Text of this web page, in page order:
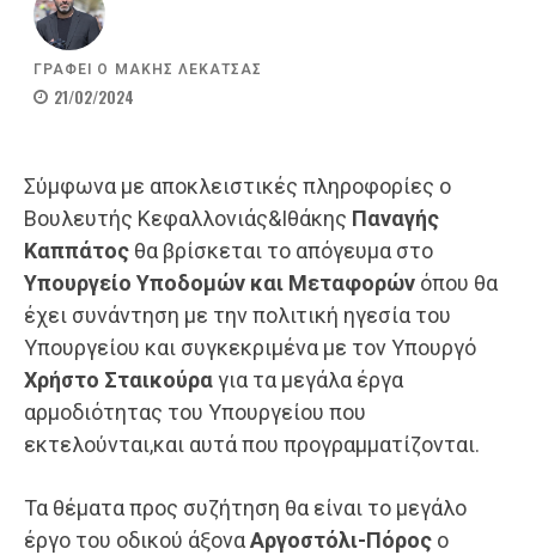
ΓΡΑΦΕΙ Ο ΜΑΚΗΣ ΛΕΚΑΤΣΑΣ
21/02/2024
Σύμφωνα με αποκλειστικές πληροφορίες ο
Βουλευτής Κεφαλλονιάς&Ιθάκης Παναγής
Καππάτος θα βρίσκεται το απόγευμα στο
Υπουργείο Υποδομών και Μεταφορών όπου θα
έχει συνάντηση με την πολιτική ηγεσία του
Υπουργείου και συγκεκριμένα με τον Υπουργό
Χρήστο Σταικούραγια τα μεγάλα έργα
αρμοδιότητας του Υπουργείου που
εκτελούνται,και αυτά που προγραμματίζονται.
Τα θέματα προς συζήτηση θα είναι το μεγάλο
έργο του οδικού άξοναΑργοστόλι-Πόρος ο